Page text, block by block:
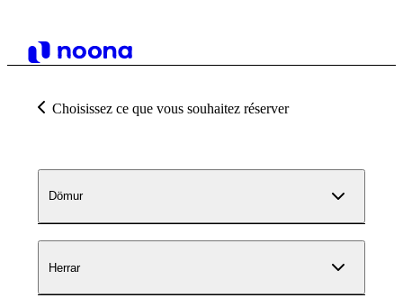
Choisissez ce que vous souhaitez réserver
Dömur
Herrar